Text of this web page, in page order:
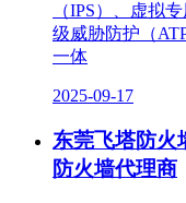
（IPS）、虚拟
级威胁防护（
一体
2025-09-17
东莞飞塔防火
防火墙代理商